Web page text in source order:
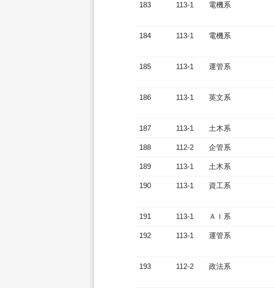
183 113-1 電機系
184 113-1 電機系
185 113-1 運管系
186 113-1 英文系
187 113-1 土木系
188 112-2 企管系
189 113-1 土木系
190 113-1 資工系
191 113-1 ＡＩ系
192 113-1 運管系
193 112-2 政法系